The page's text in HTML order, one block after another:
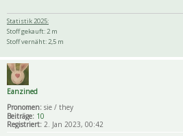
Statistik 2025:
Stoff gekauft: 2 m
Stoff vernäht: 2,5 m
Eanzined
Pronomen: sie / they
Beiträge: 10
Registriert: 2. Jan 2023, 00:42